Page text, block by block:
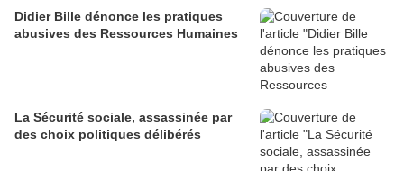
Didier Bille dénonce les pratiques
abusives des Ressources Humaines
La Sécurité sociale, assassinée par
des choix politiques délibérés